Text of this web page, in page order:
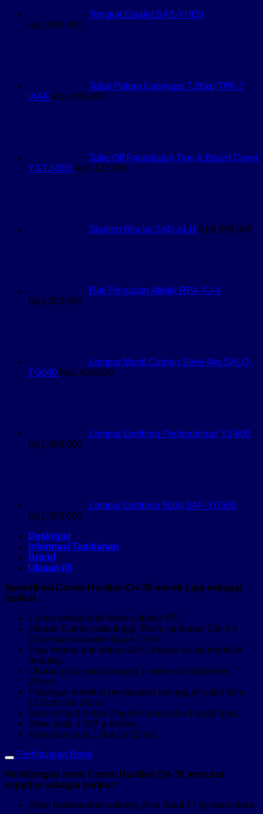
Tongkat Estafet SAB-YHD8
Rp1.992.000
Tolak Peluru Kuningan 7.26kg TPK-7
IAAF Rp4.980.000
Take-Off Foundation Tray & Board Cover
YJ-TJ-006 Rp7.122.000
Starting Blocks SAQ-ALU Rp3.999.000
Rak Peralatan Atletik RPA-YJ-4
Rp5.880.000
Lempar Martil Carbon Steel 4kg SALQ-
TG040 Rp2.406.000
Lempar Lembing Pertandingan YJ-600
Rp1.686.000
Lempar Lembing 500g SAF-YG500
Rp1.839.000
Deskripsi
Informasi Tambahan
Brand
Ulasan (0)
Spesifikasi Cones Hurdles CH-30 merek Liga sebagai
berikut :
Cones terbuat dari bahan plastik PE.
Ukuran Cones yaitu tinggi 30cm, landasan 22cm x
22cm dan diameter dasar 17cm.
Pipa terbuat dari bahan ABS. Kedua ujung memiliki
penutup.
Ukuran pipa yaitu panjang 1 meter dan diameter
25mm.
Palangan memiliki pengaturan ketinggian yaitu 5cm,
12,5cm dan 20cm.
Satu set terdiri dari 2 buah Cones dan 1 buah pipa.
Berat yaitu ± 537 gram/set.
Kemasan yaitu 1 dus isi 10 set.
Perhitungan Berat
Perhitungan berat Cones Hurdles CH-30 menurut
expedisi sebagai berikut :
Berat berdasarkan volume yaitu darat 17 kg dan udara